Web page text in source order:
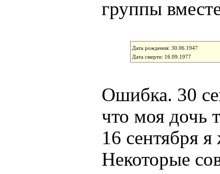
группы
Дата рождения: 30.06.1947
Дата смерти: 16.09.1977
Ошибка. 30
что моя дочь
16 сентября
Некоторые